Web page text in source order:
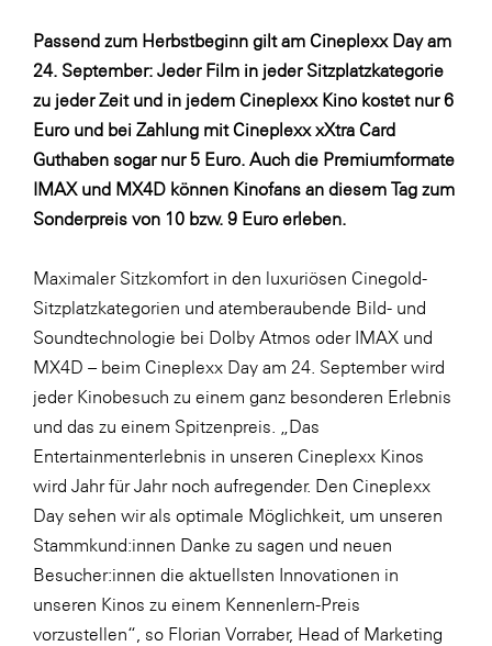
FRoSTA
FV Energierohstoff & Kraftstoff
Gardena
Gas Connect Austria
GBV - Verband gemeinnütziger
Bauvereinigungen
Getzner Werkstoffe
Heimat Österreich
ikp
Johnson & Johnson
JELD-WEN DANA
kosaplaner
LAT Nitrogen
Libro
Lidl Österreich
Die Menü-Manufaktur
Passend zum Herbstbeginn gilt am Cineplexx Day am
24. September: Jeder Film in jeder Sitzplatzkategorie
zu jeder Zeit und in jedem Cineplexx Kino kostet nur 6
Euro und bei Zahlung mit Cineplexx xXtra Card
Guthaben sogar nur 5 Euro. Auch die Premiumformate
IMAX und MX4D können Kinofans an diesem Tag zum
Sonderpreis von 10 bzw. 9 Euro erleben.
Maximaler Sitzkomfort in den luxuriösen Cinegold-
Sitzplatzkategorien und atemberaubende Bild- und
Soundtechnologie bei Dolby Atmos oder IMAX und
MX4D – beim Cineplexx Day am 24. September wird
jeder Kinobesuch zu einem ganz besonderen Erlebnis
und das zu einem Spitzenpreis. „Das
Entertainmenterlebnis in unseren Cineplexx Kinos
wird Jahr für Jahr noch aufregender. Den Cineplexx
Day sehen wir als optimale Möglichkeit, um unseren
Stammkund:innen Danke zu sagen und neuen
Besucher:innen die aktuellsten Innovationen in
unseren Kinos zu einem Kennenlern-Preis
vorzustellen“, so Florian Vorraber, Head of Marketing